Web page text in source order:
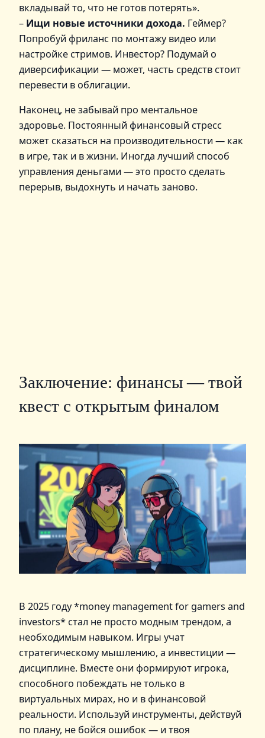
вкладывай то, что не готов потерять».
– Ищи новые источники дохода. Геймер?
Попробуй фриланс по монтажу видео или
настройке стримов. Инвестор? Подумай о
диверсификации — может, часть средств стоит
перевести в облигации.
Наконец, не забывай про ментальное
здоровье. Постоянный финансовый стресс
может сказаться на производительности — как
в игре, так и в жизни. Иногда лучший способ
управления деньгами — это просто сделать
перерыв, выдохнуть и начать заново.
Заключение: финансы — твой
квест с открытым финалом
В 2025 году *money management for gamers and
investors* стал не просто модным трендом, а
необходимым навыком. Игры учат
стратегическому мышлению, а инвестиции —
дисциплине. Вместе они формируют игрока,
способного побеждать не только в
виртуальных мирах, но и в финансовой
реальности. Используй инструменты, действуй
по плану, не бойся ошибок — и твоя